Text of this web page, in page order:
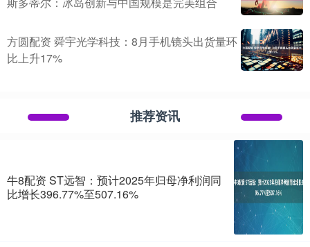
方圆配资 舜宇光学科技：8月手机镜头出货量环
比上升17%
推荐资讯
牛8配资 ST远智：预计2025年归母净利润同
比增长396.77%至507.16%